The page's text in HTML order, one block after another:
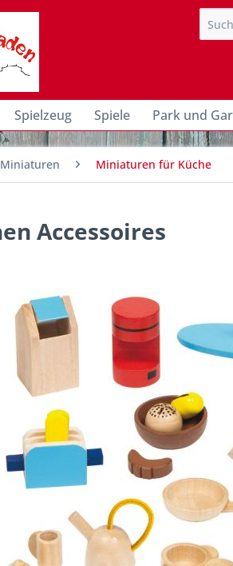
Spielzeug Spiele Park und
Miniaturen Miniaturen für Küche
Accessoires